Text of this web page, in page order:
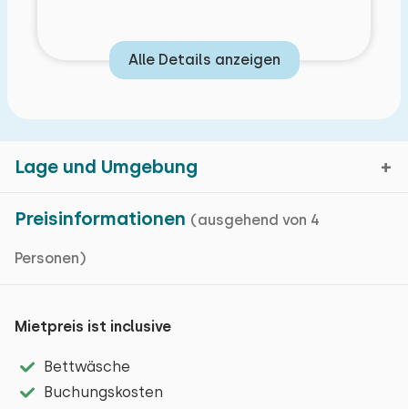
Preisinformationen (ausgehend von 4
Personen)
Mietpreis ist inclusive
Bettwäsche
Buchungskosten
Eigenschaften
Alle Details anzeigen
Lage und Umgebung
Ede, Gelderland
und ist von natürlicher Schönheit umgeben. Es ist